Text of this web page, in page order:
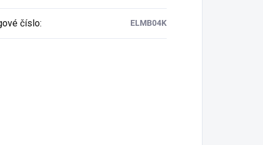
číslo: ELMB04K